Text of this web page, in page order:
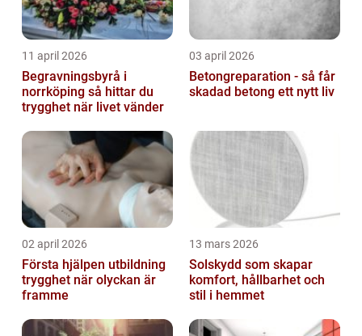
11 april 2026
Begravningsbyrå i
norrköping så hittar du
trygghet när livet vänder
03 april 2026
Betongreparation - så får
skadad betong ett nytt liv
02 april 2026
Första hjälpen utbildning
trygghet när olyckan är
framme
13 mars 2026
Solskydd som skapar
komfort, hållbarhet och
stil i hemmet